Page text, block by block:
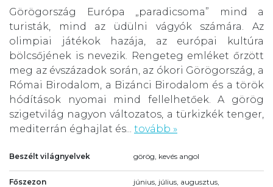
Görögország Európa „paradicsoma” mind a
turisták, mind az üdülni vágyók számára. Az
olimpiai játékok hazája, az európai kultúra
bölcsőjének is nevezik. Rengeteg emléket őrzött
meg az évszázadok során, az ókori Görögország, a
Római Birodalom, a Bizánci Birodalom és a török
hódítások nyomai mind fellelhetőek. A görög
szigetvilág nagyon változatos, a türkizkék tenger,
mediterrán éghajlat és... tovább »
Beszélt világnyelvek görög, kevés angol
Főszezon június, július, augusztus,